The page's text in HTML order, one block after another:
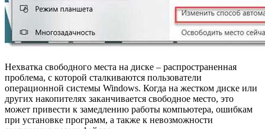
Нехватка свободного места на диске – распространенная
проблема, с которой сталкиваются пользователи
операционной системы Windows. Когда на жестком диске или
других накопителях заканчивается свободное место, это
может привести к замедлению работы компьютера, ошибкам
при установке программ, а также к невозможности